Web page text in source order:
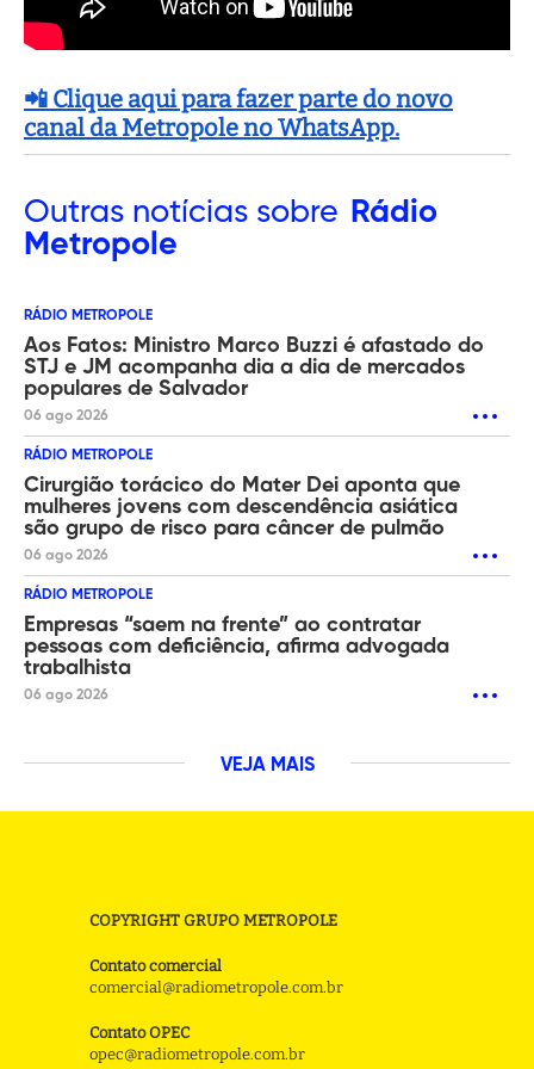
📲 Clique aqui para fazer parte do novo
canal da Metropole no WhatsApp.
Outras notícias sobre Rádio
Metropole
RÁDIO METROPOLE
Aos Fatos: Ministro Marco Buzzi é afastado do
STJ e JM acompanha dia a dia de mercados
populares de Salvador
06 ago 2026
RÁDIO METROPOLE
Cirurgião torácico do Mater Dei aponta que
mulheres jovens com descendência asiática
são grupo de risco para câncer de pulmão
06 ago 2026
RÁDIO METROPOLE
Empresas “saem na frente” ao contratar
pessoas com deficiência, afirma advogada
trabalhista
06 ago 2026
VEJA MAIS
COPYRIGHT GRUPO METROPOLE
Contato comercial
comercial@radiometropole.com.br
Contato OPEC
opec@radiometropole.com.br